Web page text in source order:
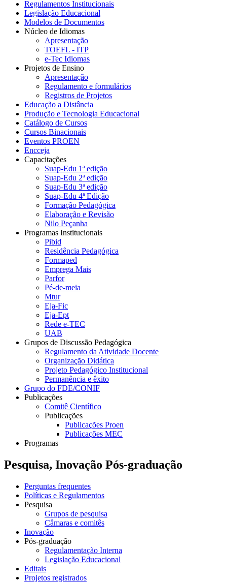
Regulamentos Institucionais
Legislação Educacional
Modelos de Documentos
Núcleo de Idiomas
Apresentação
TOEFL - ITP
e-Tec Idiomas
Projetos de Ensino
Apresentação
Regulamento e formulários
Registros de Projetos
Educação a Distância
Produção e Tecnologia Educacional
Catálogo de Cursos
Cursos Binacionais
Eventos PROEN
Encceja
Capacitações
Suap-Edu 1ª edição
Suap-Edu 2ª edição
Suap-Edu 3ª edição
Suap-Edu 4ª Edição
Formação Pedagógica
Elaboração e Revisão
Nilo Peçanha
Programas Institucionais
Pibid
Residência Pedagógica
Formaped
Emprega Mais
Parfor
Pé-de-meia
Mtur
Eja-Fic
Eja-Ept
Rede e-TEC
UAB
Grupos de Discussão Pedagógica
Regulamento da Atividade Docente
Organização Didática
Projeto Pedagógico Institucional
Permanência e êxito
Grupo do FDE/CONIF
Publicações
Comitê Científico
Publicações
Publicações Proen
Publicações MEC
Programas
Pesquisa, Inovação Pós-graduação
Perguntas frequentes
Políticas e Regulamentos
Pesquisa
Grupos de pesquisa
Câmaras e comitês
Inovação
Pós-graduação
Regulamentação Interna
Legislação Educacional
Editais
Projetos registrados